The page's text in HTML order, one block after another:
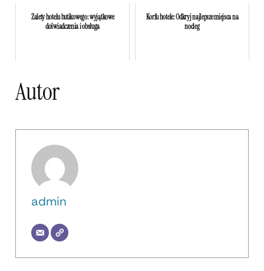
Zalety hotelu butikowego: wyjątkowe
doświadczenia i obsługa
Korfu hotele: Odkryj najlepsze miejsca na
nocleg
Autor
admin